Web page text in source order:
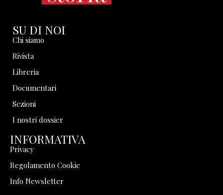
SU DI NOI
Chi siamo
Rivista
Libreria
Documentari
Sezioni
I nostri dossier
INFORMATIVA
Privacy
Regolamento Cookie
Info Newsletter